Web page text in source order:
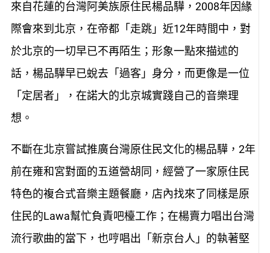
來自花蓮的台灣阿美族原住民楊品驊，2008年因緣
際會來到北京，在帝都「走跳」近12年時間中，對
於北京的一切早已不再陌生；形象一點來描述的
話，楊品驊早已蛻去「過客」身分，而更像是一位
「定居者」，在諾大的北京城實踐自己的音樂理
想。
不斷在北京嘗試推廣台灣原住民文化的楊品驊，2年
前在雍和宮對面的五道營胡同，經營了一家原住民
特色的複合式音樂主題餐廳，店內找來了同樣是原
住民的Lawa幫忙負責吧檯工作；在楊賣力唱出台灣
流行歌曲的當下，也哼唱出「新京台人」的執著堅